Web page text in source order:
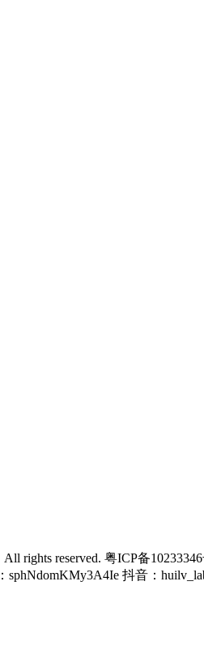
reserved. 粤ICP备
sphNdomKMy3A4Ie 抖音：